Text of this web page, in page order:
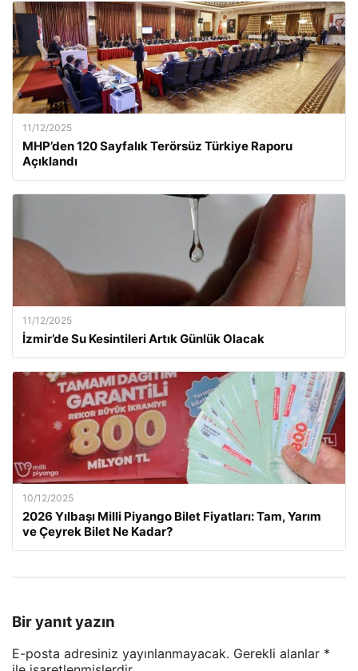
11/12/2025
MHP’den 120 Sayfalık Terörsüz Türkiye Raporu
Açıklandı
11/12/2025
İzmir’de Su Kesintileri Artık Günlük Olacak
10/12/2025
2026 Yılbaşı Milli Piyango Bilet Fiyatları: Tam, Yarım
ve Çeyrek Bilet Ne Kadar?
Bir yanıt yazın
E-posta adresiniz yayınlanmayacak. Gerekli alanlar *